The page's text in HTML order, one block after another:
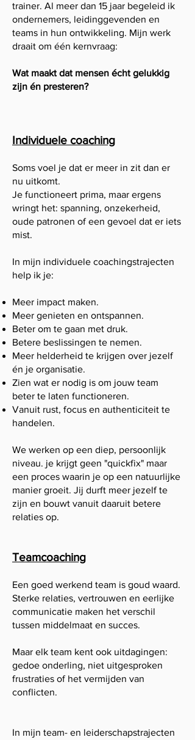
trainer. Al meer dan 15 jaar begeleid ik
ondernemers, leidinggevenden en
teams in hun ontwikkeling. Mijn werk
draait om één kernvraag:
Wat maakt dat mensen écht gelukkig
zijn én presteren?
Individuele coaching
Soms voel je dat er meer in zit dan er
nu uitkomt.
Je functioneert prima, maar ergens
wringt het: spanning, onzekerheid,
oude patronen of een gevoel dat er iets
mist.
In mijn individuele coachingstrajecten
help ik je:
Meer impact maken.
Meer genieten en ontspannen.
Beter om te gaan met druk.
Betere beslissingen te nemen.
Meer helderheid te krijgen over jezelf
én je organisatie.
Zien wat er nodig is om jouw team
beter te laten functioneren.
Vanuit rust, focus en authenticiteit te
handelen.
We werken op een diep, persoonlijk
niveau. je krijgt geen "quickfix" maar
een proces waarin je op een natuurlijke
manier groeit. Jij durft meer jezelf te
zijn en bouwt vanuit daaruit betere
relaties op.
Teamcoaching
Een goed werkend team is goud waard.
Sterke relaties, vertrouwen en eerlijke
communicatie maken het verschil
tussen middelmaat en succes.
​Maar elk team kent ook uitdagingen:
gedoe onderling, niet uitgesproken
frustraties of het vermijden van
conflicten.
In mijn team- en leiderschapstrajecten